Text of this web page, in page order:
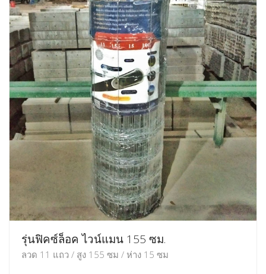
รุ่นฟิคซ์ล็อค ไวน์แมน 155 ซม.
ลวด 11 แถว / สูง 155 ซม / ห่าง 15 ซม